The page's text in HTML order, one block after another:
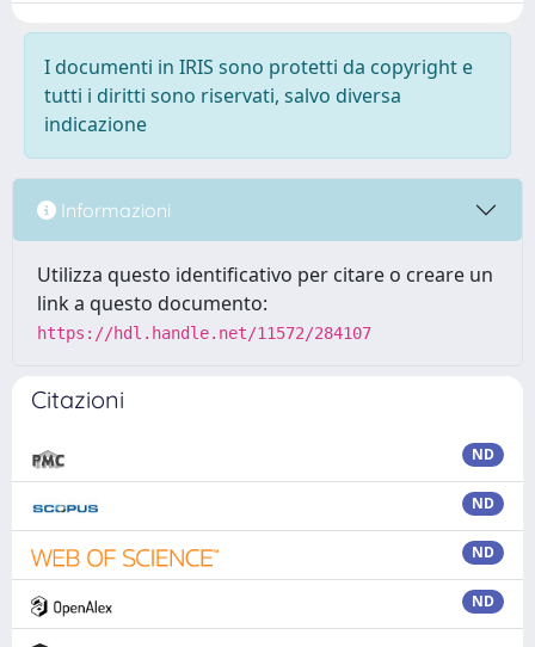
I documenti in IRIS sono protetti da copyright e
tutti i diritti sono riservati, salvo diversa
indicazione
Informazioni
Utilizza questo identificativo per citare o creare un
link a questo documento:
https://hdl.handle.net/11572/284107
Citazioni
ND
ND
ND
ND